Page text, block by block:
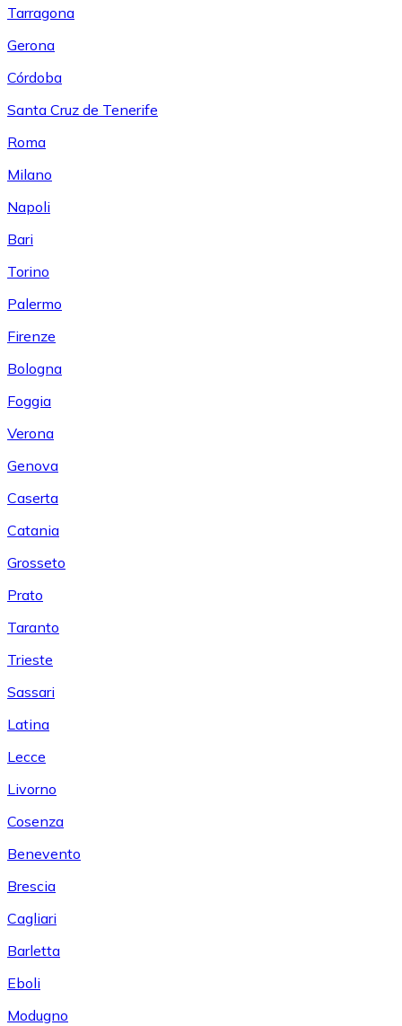
Tarragona
Gerona
Córdoba
Santa Cruz de Tenerife
Roma
Milano
Napoli
Bari
Torino
Palermo
Firenze
Bologna
Foggia
Verona
Genova
Caserta
Catania
Grosseto
Prato
Taranto
Trieste
Sassari
Latina
Lecce
Livorno
Cosenza
Benevento
Brescia
Cagliari
Barletta
Eboli
Modugno